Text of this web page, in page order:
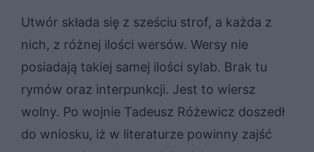
Utwór składa się z sześciu strof, a każda z
nich, z różnej ilości wersów. Wersy nie
posiadają takiej samej ilości sylab. Brak tu
rymów oraz interpunkcji. Jest to wiersz
wolny. Po wojnie Tadeusz Różewicz doszedł
do wniosku, iż w literaturze powinny zajść